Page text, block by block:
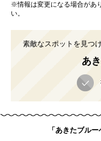
※情報は変更になる場合があ
い。
素敵なスポットを見つ
あ
「あきたブル